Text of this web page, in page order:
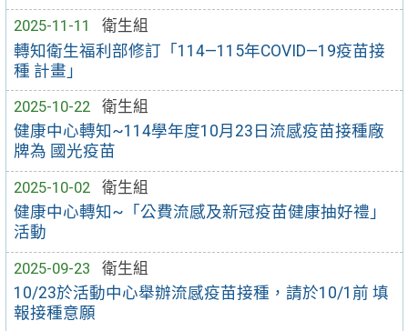
2025-11-11
衛生組
轉知衛生福利部修訂「114—115年COVID—19疫苗接
種 計畫」
2025-10-22
衛生組
健康中心轉知~114學年度10月23日流感疫苗接種廠
牌為 國光疫苗
2025-10-02
衛生組
健康中心轉知~「公費流感及新冠疫苗健康抽好禮」
活動
2025-09-23
衛生組
10/23於活動中心舉辦流感疫苗接種，請於10/1前 填
報接種意願